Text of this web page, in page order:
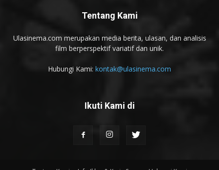
Tentang Kami
Ulasinema.com merupakan media berita, ulasan, dan analisis
film berperspektif variatif dan unik.
Hubungi Kami: kontak@ulasinema.com
Ikuti Kami di